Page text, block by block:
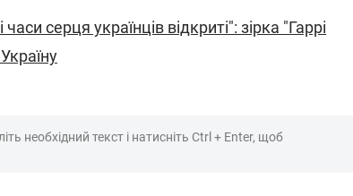
серця українців відкриті": зірка "Гаррі
необхідний текст і натисніть Ctrl + Enter, щоб